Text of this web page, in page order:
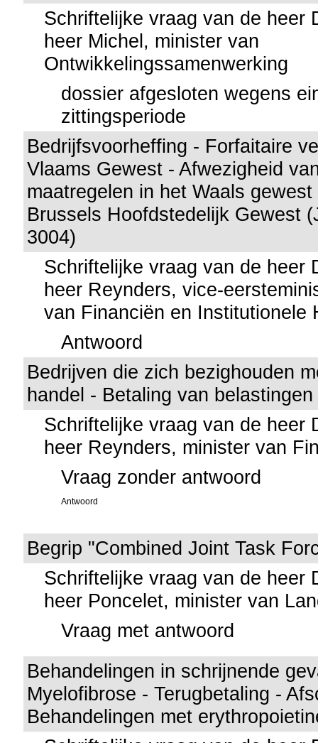
Schriftelijke vraag van de heer
heer Michel, minister van
Ontwikkelingssamenwerking
dossier afgesloten wegens
zittingsperiode
Bedrijfsvoorheffing - Forfaitaire
Vlaams Gewest - Afwezigheid
maatregelen in het Waals
Brussels Hoofdstedelijk Gewest
3004)
Schriftelijke vraag van de heer
heer Reynders, vice-
van Financiën en Institutionele
Antwoord
Bedrijven die zich bezighouden
handel - Betaling van belastingen
Schriftelijke vraag van de heer
heer Reynders, minister van
Vraag zonder antwoord
Antwoord
Begrip "Combined Joint Task
Schriftelijke vraag van de heer
heer Poncelet, minister van
Vraag met antwoord
Behandelingen in schrijnende
Myelofibrose - Terugbetaling -
Behandelingen met